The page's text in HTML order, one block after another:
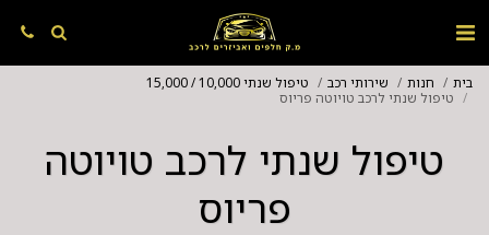
בית חנות שירותי רכב
טיפול שנתי 10,000 / 15,000
טיפול שנתי לרכב טויוטה פריוס
טיפול שנתי לרכב טויוטה
פריוס